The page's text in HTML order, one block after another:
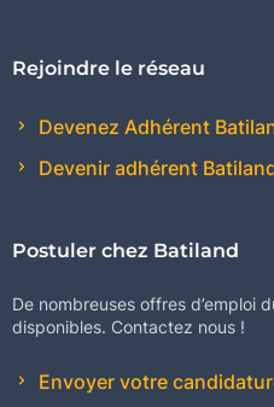
Rejoindre le réseau
Devenez Adhérent
Devenir adhérent
Postuler chez Batiland
De nombreuses offres d’emploi
disponibles. Contactez nous !
Envoyer votre